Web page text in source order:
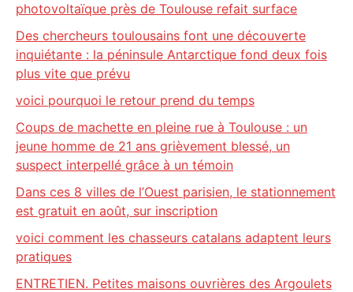
photovoltaïque près de Toulouse refait surface
Des chercheurs toulousains font une découverte
inquiétante : la péninsule Antarctique fond deux fois
plus vite que prévu
voici pourquoi le retour prend du temps
Coups de machette en pleine rue à Toulouse : un
jeune homme de 21 ans grièvement blessé, un
suspect interpellé grâce à un témoin
Dans ces 8 villes de l’Ouest parisien, le stationnement
est gratuit en août, sur inscription
voici comment les chasseurs catalans adaptent leurs
pratiques
ENTRETIEN. Petites maisons ouvrières des Argoulets